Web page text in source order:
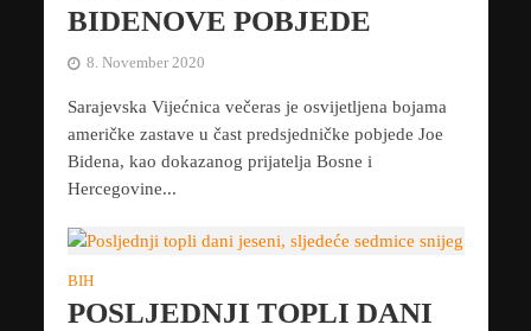
BIDENOVE POBJEDE
8. November 2020
Sarajevska Vijećnica večeras je osvijetljena bojama
američke zastave u čast predsjedničke pobjede Joe
Bidena, kao dokazanog prijatelja Bosne i
Hercegovine...
BIH
POSLJEDNJI TOPLI DANI